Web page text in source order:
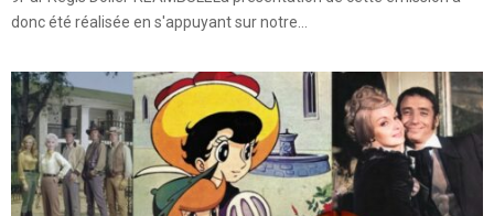
donc été réalisée en s'appuyant sur notre...